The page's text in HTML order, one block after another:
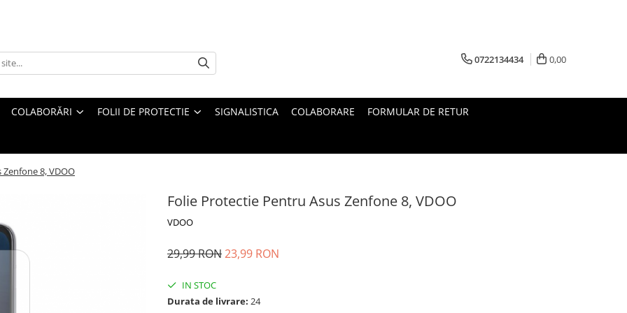
0722134434 0,00
COLABORĂRI FOLII DE PROTECTIE SIGNALISTICA COLABORARE FORMULAR DE RETUR
8, VDOO
Folie Protectie Pentru Asus Zenfone 8, VDOO
VDOO
29,99 RON23,99 RON
IN STOC
Durata de livrare: 24